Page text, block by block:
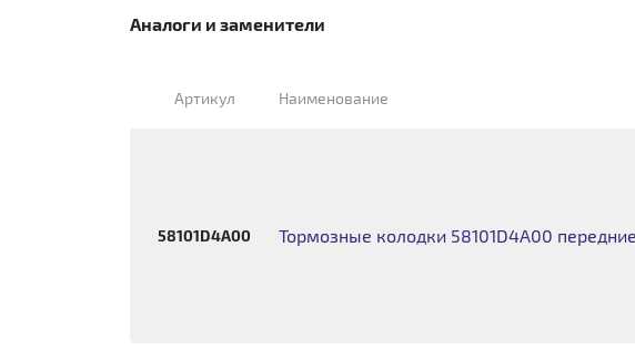
Аналоги и заменители
Артикул Наименование
58101D4A00 Тормозные колодки 58101D4A00 передние